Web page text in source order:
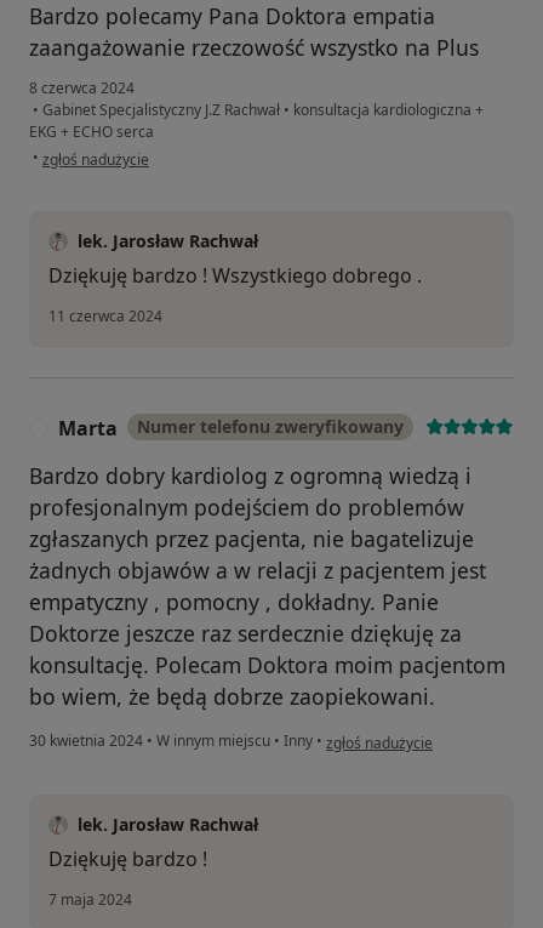
Bardzo polecamy Pana Doktora empatia
zaangażowanie rzeczowość wszystko na Plus
8 czerwca 2024
• Gabinet Specjalistyczny J.Z Rachwał • konsultacja kardiologiczna +
EKG + ECHO serca
• w opinii użytkownika Pacjent
zgłoś nadużycie
lek. Jarosław Rachwał
Dziękuję bardzo ! Wszystkiego dobrego .
11 czerwca 2024
Marta Numer telefonu zweryfikowany
Bardzo dobry kardiolog z ogromną wiedzą i
profesjonalnym podejściem do problemów
zgłaszanych przez pacjenta, nie bagatelizuje
żadnych objawów a w relacji z pacjentem jest
empatyczny , pomocny , dokładny. Panie
Doktorze jeszcze raz serdecznie dziękuję za
konsultację. Polecam Doktora moim pacjentom
bo wiem, że będą dobrze zaopiekowani.
30 kwietnia 2024 • W innym miejscu • Inny • w opinii użytkownika Marta
zgłoś nadużycie
lek. Jarosław Rachwał
Dziękuję bardzo !
7 maja 2024